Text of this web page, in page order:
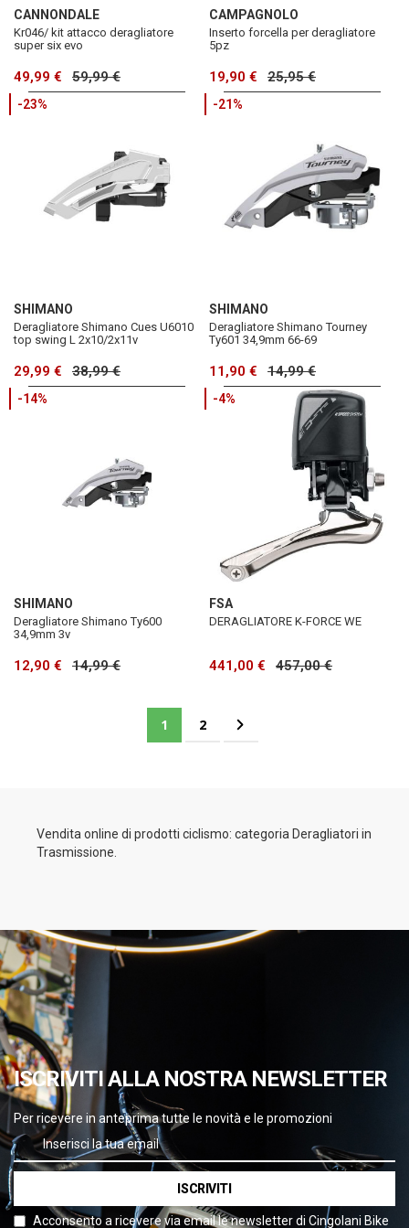
CANNONDALE
Kr046/ kit attacco deragliatore
super six evo
49,99 € 59,99 €
CAMPAGNOLO
Inserto forcella per deragliatore
5pz
19,90 € 25,95 €
-23%
SHIMANO
Deragliatore Shimano Cues U6010
top swing L 2x10/2x11v
29,99 € 38,99 €
-21%
SHIMANO
Deragliatore Shimano Tourney
Ty601 34,9mm 66-69
11,90 € 14,99 €
-14%
SHIMANO
Deragliatore Shimano Ty600
34,9mm 3v
12,90 € 14,99 €
-4%
FSA
DERAGLIATORE K-FORCE WE
441,00 € 457,00 €
Attualmente stai leggendo la pagina
1 Pagina
2 Pagina
Successivo
Vendita online di prodotti ciclismo: categoria Deragliatori in
Trasmissione.
ISCRIVITI ALLA NOSTRA NEWSLETTER
Per ricevere in anteprima tutte le novità e le promozioni
ISCRIVITI
Acconsento a ricevere via email le newsletter di Cingolani Bike